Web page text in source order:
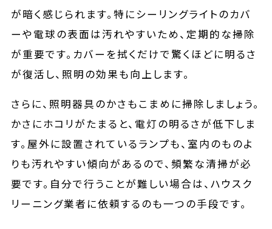
が暗く感じられます。特にシーリングライトのカバ
ーや電球の表面は汚れやすいため、定期的な掃除
が重要です。カバーを拭くだけで驚くほどに明るさ
が復活し、照明の効果も向上します。
さらに、照明器具のかさもこまめに掃除しましょう。
かさにホコリがたまると、電灯の明るさが低下しま
す。屋外に設置されているランプも、室内のものよ
りも汚れやすい傾向があるので、頻繁な清掃が必
要です。自分で行うことが難しい場合は、ハウスク
リーニング業者に依頼するのも一つの手段です。